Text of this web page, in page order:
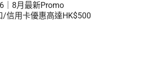
｜8月最新Promo
/信用卡優惠高達HK$500